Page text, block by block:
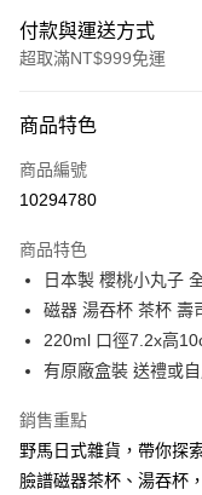
付款與運送方式
超取滿NT$999免運
信用卡一次付款
信用卡分期付款
合作金庫商業銀行
華南商業銀行
上海商業儲蓄銀行
國泰世華商業銀行
臺灣中小企業銀行
聯邦商業銀行
元大商業銀行
台新國際商業銀行
超商取貨付款
LINE Pay
Apple Pay
悠遊付
商品特色
商品編號
10294780
商品特色
日本製 櫻桃小丸子
磁器 湯吞杯 茶杯 壽
220ml 口徑7.2x高
有原廠盒裝 送禮或
銷售重點
野馬日式雜貨，帶你探
臉譜磁器茶杯、湯吞杯